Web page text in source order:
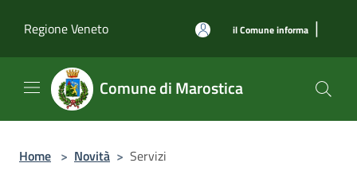
Regione Veneto
il Comune informa |
Comune di Marostica
Home > Novità > Servizi